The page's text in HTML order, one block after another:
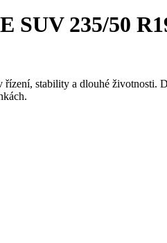
235/50
stability a dlouhé životnosti.